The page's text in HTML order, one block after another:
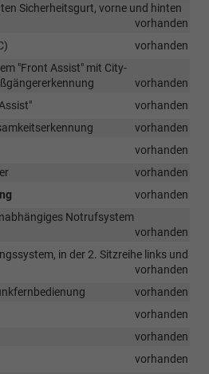
Sicherheitsgurt, vorne und hinten
vorhanden
vorhanden
"Front Assist" mit City-
vorhanden
vorhanden
vorhanden
vorhanden
vorhanden
vorhanden
Notrufsystem
vorhanden
in der 2. Sitzreihe links und
vorhanden
vorhanden
vorhanden
vorhanden
vorhanden